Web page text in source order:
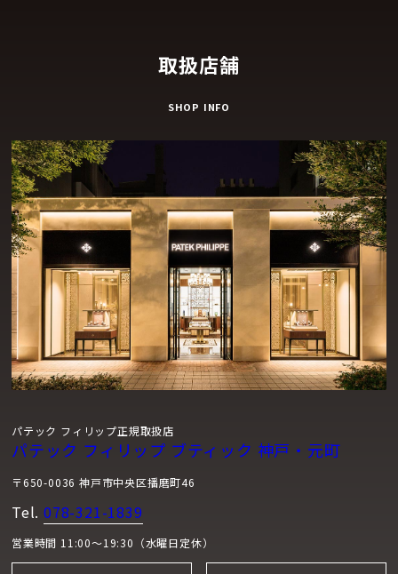
取扱店舗
SHOP INFO
パテック フィリップ正規取扱店
パテック フィリップ ブティック 神戸・元町
〒650-0036 神戸市中央区播磨町46
Tel. 078-321-1839
営業時間 11:00～19:30（水曜日定休）